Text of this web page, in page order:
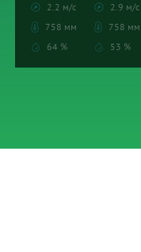
2.2 м/с
758 мм
64 %
2.9 м/с
758 мм
53 %